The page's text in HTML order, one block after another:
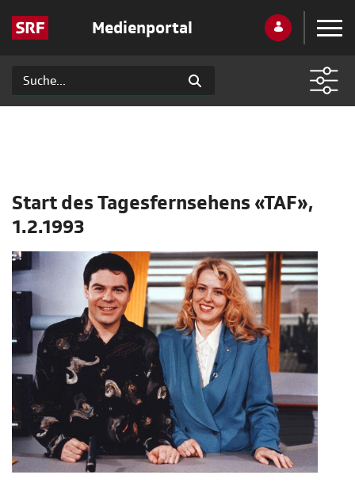
Medienportal
Start des Tagesfernsehens «TAF»,
1.2.1993